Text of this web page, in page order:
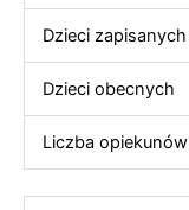
Dzieci zapisanych
Dzieci obecnych
Liczba opiekunów